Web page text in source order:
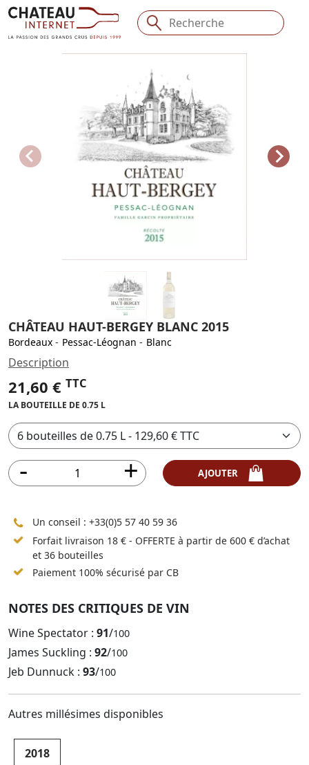
CHÂTEAU HAUT-BERGEY BLANC 2015
Bordeaux - Pessac-Léognan - Blanc
Description
21,60 € TTC
LA BOUTEILLE DE 0.75 L
Un conseil : +33(0)5 57 40 59 36
Forfait livraison 18 € - OFFERTE à partir de 600 € d’achat
et 36 bouteilles
Paiement 100% sécurisé par CB
NOTES DES CRITIQUES DE VIN
Wine Spectator : 91/100
James Suckling : 92/100
Jeb Dunnuck : 93/100
Autres millésimes disponibles
2018